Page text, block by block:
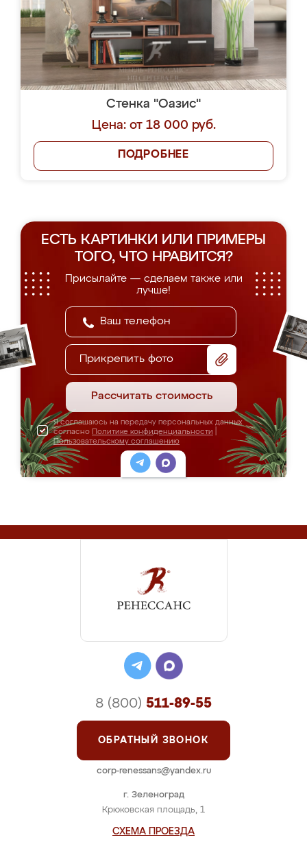
Стенка "Оазис"
Цена: от 18 000 руб.
ПОДРОБНЕЕ
ЕСТЬ КАРТИНКИ ИЛИ ПРИМЕРЫ
ТОГО, ЧТО НРАВИТСЯ?
Присылайте — сделаем также или
лучше!
Прикрепить фото
Рассчитать стоимость
Я соглашаюсь на передачу персональных данных
согласно Политике конфиденциальности
Пользовательскому соглашению
г. Зеленоград
Крюковская площадь, 1
СХЕМА ПРОЕЗДА
8 (800) 511-89-55
ОБРАТНЫЙ ЗВОНОК
corp-renessans@yandex.ru